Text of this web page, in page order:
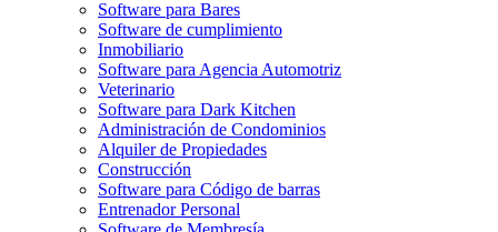
Software para Bares
Software de cumplimiento
Inmobiliario
Software para Agencia Automotriz
Veterinario
Software para Dark Kitchen
Administración de Condominios
Alquiler de Propiedades
Construcción
Software para Código de barras
Entrenador Personal